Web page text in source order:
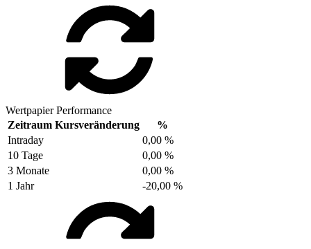
Wertpapier Performance
Zeitraum Kursveränderung
%
Intraday
0,00 %
10 Tage
0,00 %
3 Monate
0,00 %
1 Jahr
-20,00 %